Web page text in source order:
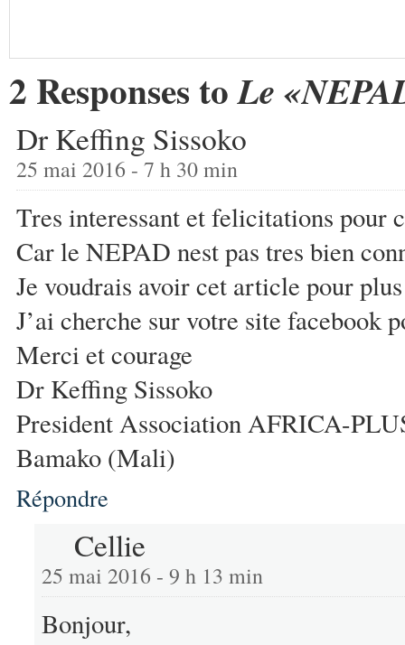
2 Responses toLe
Dr Keffing Sissoko
25 mai 2016 - 7 h 30 min
Tres interessant et felicitations pour
Car le NEPAD nest pas tres bien
Je voudrais avoir cet article pour
J’ai cherche sur votre site facebook
Merci et courage
Dr Keffing Sissoko
President Association AFRICA-
Bamako (Mali)
Répondre
Cellie
25 mai 2016 - 9 h 13 min
Bonjour,